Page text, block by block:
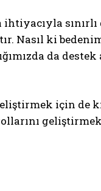
sınırlı
Nasıl ki
da destek
için de